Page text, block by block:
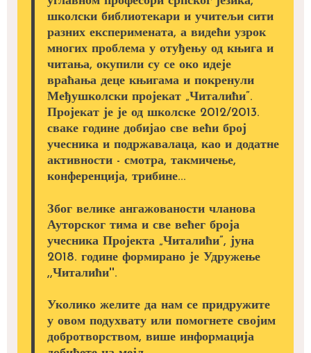
школски библиотекари и учитељи сити
разних експеримената, а видећи узрок
многих проблема у отуђењу од књига и
читања, окупили су се око идеје
враћања деце књигама и покренули
Међушколски пројекат „Читалићи”.
Пројекат је је од школске 2012/2013.
сваке године добијао све већи број
учесника и подржавалаца, као и додатне
активности - смотра, такмичење,
конференција, трибине...
Због велике ангажованости чланова
Ауторског тима и све већег броја
учесника Пројекта „Читалићи”, јуна
2018. године формирано је Удружење
,,Читалићи''.
Уколико желите да нам се придружите
у овом подухвату или помогнете својим
добротворством, више информација